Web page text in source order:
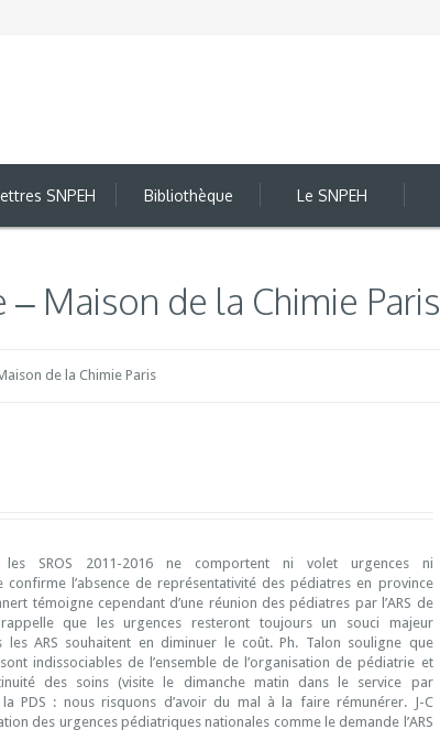
SNPEH Bibliothèque Le SNPEH
Maison de la Chimie Paris
de la Chimie Paris
SROS 2011-2016 ne comportent ni volet urgences ni
confirme l’absence de représentativité des pédiatres en province
témoigne cependant d’une réunion des pédiatres par l’ARS de
que les urgences resteront toujours un souci majeur
les ARS souhaitent en diminuer le coût. Ph. Talon souligne que
indissociables de l’ensemble de l’organisation de pédiatrie et
des soins (visite le dimanche matin dans le service par
PDS : nous risquons d’avoir du mal à la faire rémunérer. J-C
des urgences pédiatriques nationales comme le demande l’ARS